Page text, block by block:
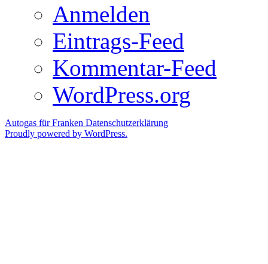
Anmelden
Eintrags-Feed
Kommentar-Feed
WordPress.org
Autogas für Franken Datenschutzerklärung
Proudly powered by WordPress.